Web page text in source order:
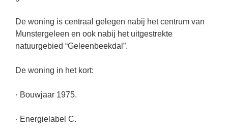
De woning is centraal gelegen nabij het centrum van
Munstergeleen en ook nabij het uitgestrekte
natuurgebied “Geleenbeekdal”.
De woning in het kort:
· Bouwjaar 1975.
· Energielabel C.